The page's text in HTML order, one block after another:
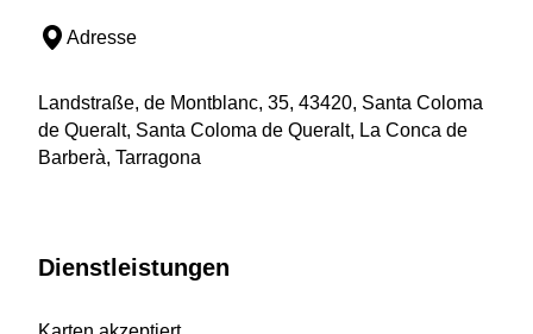
Adresse
Landstraße, de Montblanc, 35, 43420, Santa Coloma
de Queralt, Santa Coloma de Queralt, La Conca de
Barberà, Tarragona
Dienstleistungen